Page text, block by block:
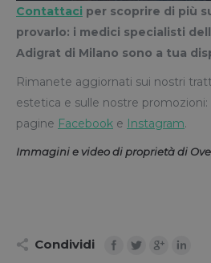
Contattaci per scoprire di più
provarlo: i medici specialisti
Adigrat di Milano sono a tua
Rimanete aggiornati sui nostri
estetica e sulle nostre
pagine Facebook e Instagram.
Immagini e video di proprietà di
Condividi